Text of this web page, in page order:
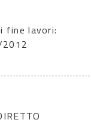
fine lavori: